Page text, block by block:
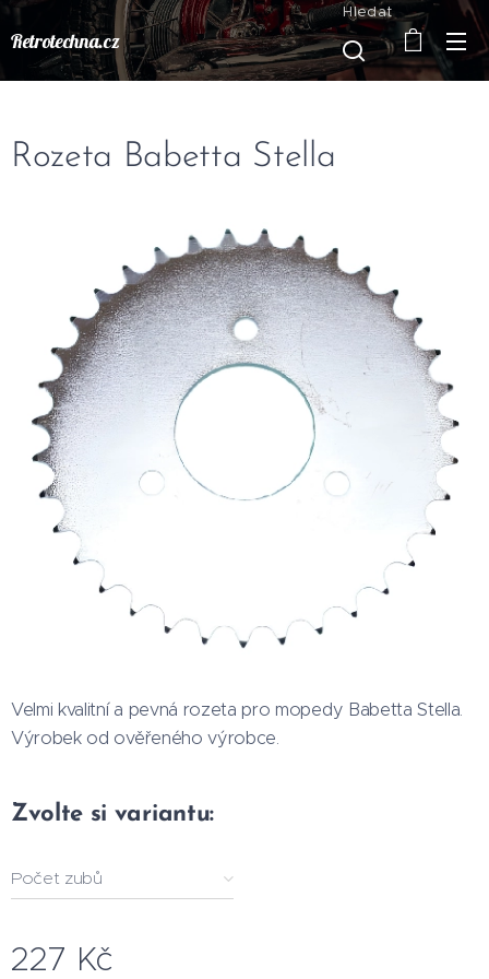
Retrotechna.cz
Hledat
Rozeta Babetta Stella
Velmi kvalitní a pevná rozeta pro mopedy Babetta Stella.
Výrobek od ověřeného výrobce.
Zvolte si variantu:
Počet zubů
227 Kč